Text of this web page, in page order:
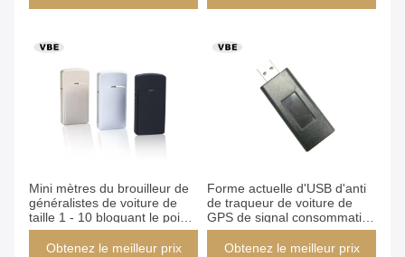
Mini mètres du brouilleur de
généralistes de voiture de
taille 1 - 10 bloquant le poids
net du rayon 0.24kg
Obtenez le meilleur prix
Forme actuelle d'USB d'anti
de traqueur de voiture de
GPS de signal consommation
du brouilleur 150mA
Obtenez le meilleur prix